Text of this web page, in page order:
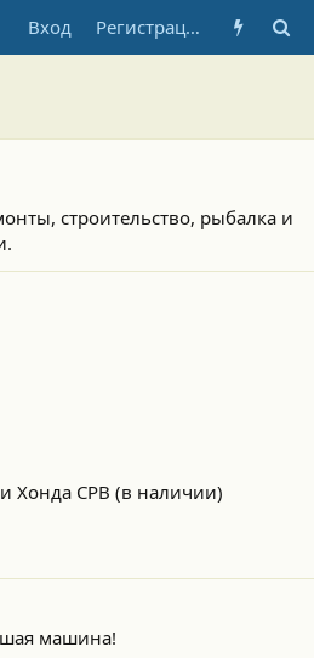
Вход Регистрация
строительство, рыбалка и
Хонда СРВ (в наличии)
машина!